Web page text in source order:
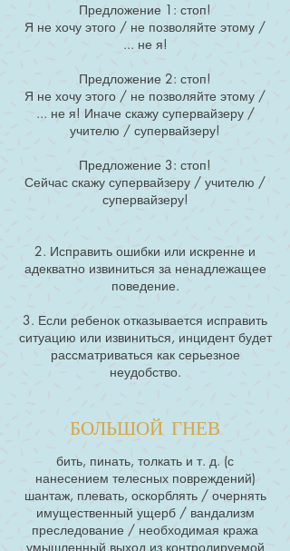
Предложение 1: стоп!
Я не хочу этого / не позволяйте этому /
... не я!
Предложение 2: стоп!
Я не хочу этого / не позволяйте этому /
... не я! Иначе скажу супервайзеру /
учителю / супервайзеру!
Предложение 3: стоп!
Сейчас скажу супервайзеру / учителю /
супервайзеру!
2. Исправить ошибки или искренне и
адекватно извиниться за ненадлежащее
поведение.
3. Если ребенок отказывается исправить
ситуацию или извиниться, инцидент будет
рассматриваться как серьезное
неудобство.
БОЛЬШОЙ ГНЕВ
бить, пинать, толкать и т. д. (с
нанесением телесных повреждений)
шантаж, плевать, оскорблять / очернять
имущественный ущерб / вандализм
преследование / необходимая кража
умышленный выход из контролируемой